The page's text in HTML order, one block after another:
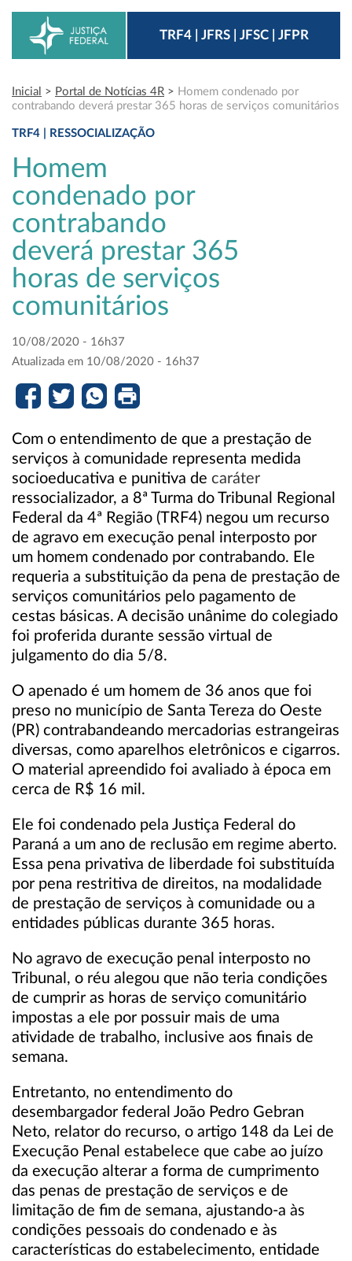
TRF4 | JFRS | JFSC | JFPR
Inicial > Portal de Notícias 4R > Homem condenado por
contrabando deverá prestar 365 horas de serviços comunitários
TRF4 | RESSOCIALIZAÇÃO
Homem
condenado por
contrabando
deverá prestar 365
horas de serviços
comunitários
10/08/2020 - 16h37
Atualizada em 10/08/2020 - 16h37
Com o entendimento de que a prestação de
serviços à comunidade representa medida
socioeducativa e punitiva de caráter
ressocializador, a 8ª Turma do Tribunal Regional
Federal da 4ª Região (TRF4) negou um recurso
de agravo em execução penal interposto por
um homem condenado por contrabando. Ele
requeria a substituição da pena de prestação de
serviços comunitários pelo pagamento de
cestas básicas. A decisão unânime do colegiado
foi proferida durante sessão virtual de
julgamento do dia 5/8.
O apenado é um homem de 36 anos que foi
preso no município de Santa Tereza do Oeste
(PR) contrabandeando mercadorias estrangeiras
diversas, como aparelhos eletrônicos e cigarros.
O material apreendido foi avaliado à época em
cerca de R$ 16 mil.
Ele foi condenado pela Justiça Federal do
Paraná a um ano de reclusão em regime aberto.
Essa pena privativa de liberdade foi substituída
por pena restritiva de direitos, na modalidade
de prestação de serviços à comunidade ou a
entidades públicas durante 365 horas.
No agravo de execução penal interposto no
Tribunal, o réu alegou que não teria condições
de cumprir as horas de serviço comunitário
impostas a ele por possuir mais de uma
atividade de trabalho, inclusive aos finais de
semana.
Entretanto, no entendimento do
desembargador federal João Pedro Gebran
Neto, relator do recurso, o artigo 148 da Lei de
Execução Penal estabelece que cabe ao juízo
da execução alterar a forma de cumprimento
das penas de prestação de serviços e de
limitação de fim de semana, ajustando-a às
condições pessoais do condenado e às
características do estabelecimento, entidade